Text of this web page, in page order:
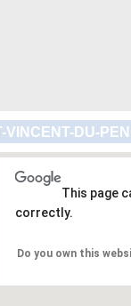
VINCENT-DU-
This page
correctly.
Do you own this